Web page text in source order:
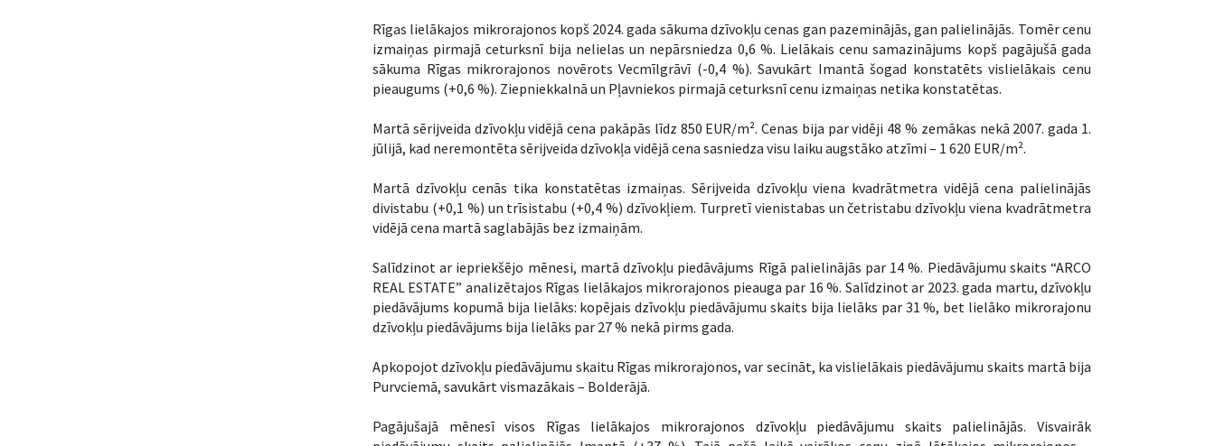
Rīgas lielākajos mikrorajonos kopš 2024. gada sākuma dzīvokļu cenas gan pazeminājās, gan palielinājās. Tomēr cenu
izmaiņas pirmajā ceturksnī bija nelielas un nepārsniedza 0,6 %. Lielākais cenu samazinājums kopš pagājušā gada
sākuma Rīgas mikrorajonos novērots Vecmīlgrāvī (-0,4 %). Savukārt Imantā šogad konstatēts vislielākais cenu
pieaugums (+0,6 %). Ziepniekkalnā un Pļavniekos pirmajā ceturksnī cenu izmaiņas netika konstatētas.
Martā sērijveida dzīvokļu vidējā cena pakāpās līdz 850 EUR/m². Cenas bija par vidēji 48 % zemākas nekā 2007. gada 1.
jūlijā, kad neremontēta sērijveida dzīvokļa vidējā cena sasniedza visu laiku augstāko atzīmi – 1 620 EUR/m².
Martā dzīvokļu cenās tika konstatētas izmaiņas. Sērijveida dzīvokļu viena kvadrātmetra vidējā cena palielinājās
divistabu (+0,1 %) un trīsistabu (+0,4 %) dzīvokļiem. Turpretī vienistabas un četristabu dzīvokļu viena kvadrātmetra
vidējā cena martā saglabājās bez izmaiņām.
Salīdzinot ar iepriekšējo mēnesi, martā dzīvokļu piedāvājums Rīgā palielinājās par 14 %. Piedāvājumu skaits “ARCO
REAL ESTATE” analizētajos Rīgas lielākajos mikrorajonos pieauga par 16 %. Salīdzinot ar 2023. gada martu, dzīvokļu
piedāvājums kopumā bija lielāks: kopējais dzīvokļu piedāvājumu skaits bija lielāks par 31 %, bet lielāko mikrorajonu
dzīvokļu piedāvājums bija lielāks par 27 % nekā pirms gada.
Apkopojot dzīvokļu piedāvājumu skaitu Rīgas mikrorajonos, var secināt, ka vislielākais piedāvājumu skaits martā bija
Purvciemā, savukārt vismazākais – Bolderājā.
Pagājušajā mēnesī visos Rīgas lielākajos mikrorajonos dzīvokļu piedāvājumu skaits palielinājās. Visvairāk